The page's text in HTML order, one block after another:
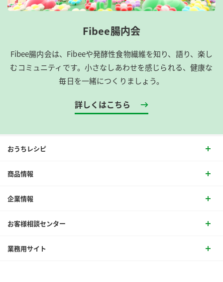
Fibee腸内会
Fibee腸内会は、​Fibeeや発酵性食物繊維を知り、語り、楽し
むコミュニティです。​小さなしあわせを感じられる、健康な
毎日を一緒につくりましょう。
詳しくはこちら
おうちレシピ
商品情報
企業情報
お客様相談センター
業務用サイト